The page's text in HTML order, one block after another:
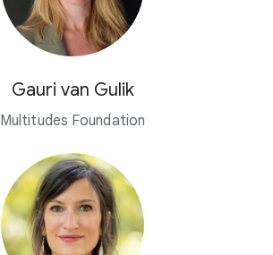
Gauri van Gulik
Multitudes Foundation